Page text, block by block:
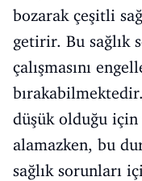
bozarak çeşitli
getirir. Bu sağlık
çalışmasını
düşük olduğu
alamazken, bu
sağlık sorunları